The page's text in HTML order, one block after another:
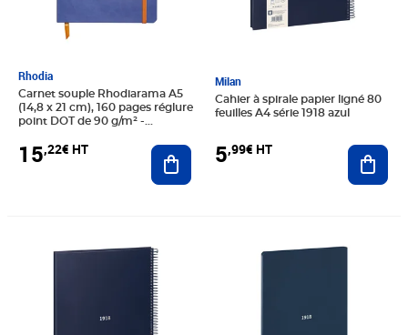
Rhodia
Carnet souple Rhodiarama A5
(14,8 x 21 cm), 160 pages réglure
point DOT de 90 g/m² -
15,22€ HT Ajouter au panier
Milan
Cahier à spirale papier ligné 80
feuilles A4 série 1918 azul
5,99€ HT